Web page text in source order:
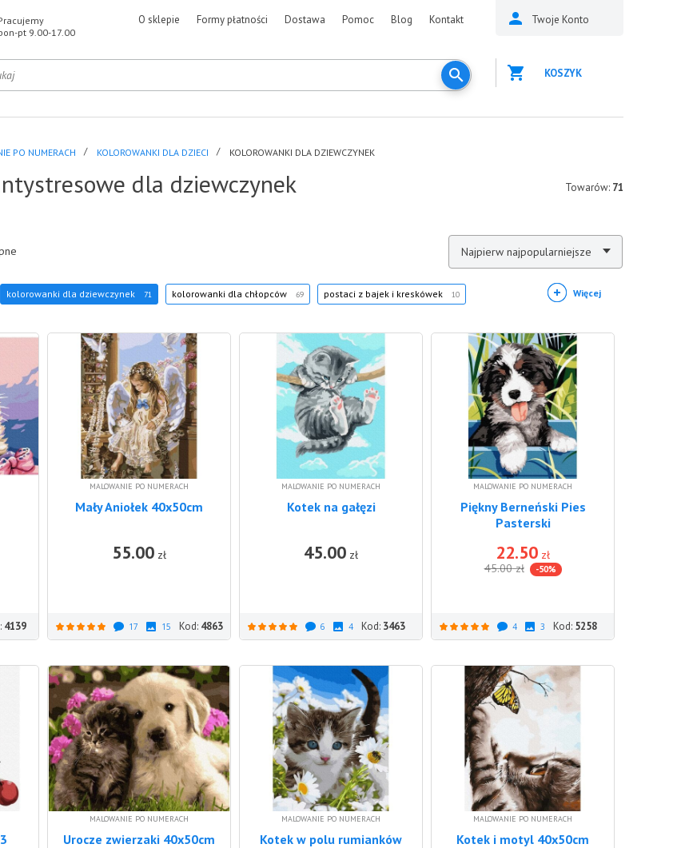
pt 9.00-17.00
O sklepie Formy płatności Dostawa Pomoc Blog Kontakt Twoje Konto
KOSZYK
PO NUMERACH KOLOROWANKI DLA DZIECI KOLOROWANKI DLA DZIEWCZYNEK
Towarów: 71
dla dziewczynek
Najpierw najpopularniejsze
Więcej
kolorowanki dla dziewczynek 71 kolorowanki dla chłopców 69 postaci z bajek i kreskówek 10
DO KOSZYKA
4139
MALOWANIE PO NUMERACH
Mały Aniołek 40x50cm
55.00 zł DO KOSZYKA
17 15 Kod: 4863
MALOWANIE PO NUMERACH
Kotek na gałęzi
45.00 zł DO KOSZYKA
6 4 Kod: 3463
MALOWANIE PO NUMERACH
Piękny Berneński Pies
Pasterski
22.50 zł
45.00zł -50%
4 3 Kod: 5258
MALOWANIE PO NUMERACH
Urocze zwierzaki 40x50cm
MALOWANIE PO NUMERACH
Kotek w polu rumianków
MALOWANIE PO NUMERACH
Kotek i motyl 40x50cm